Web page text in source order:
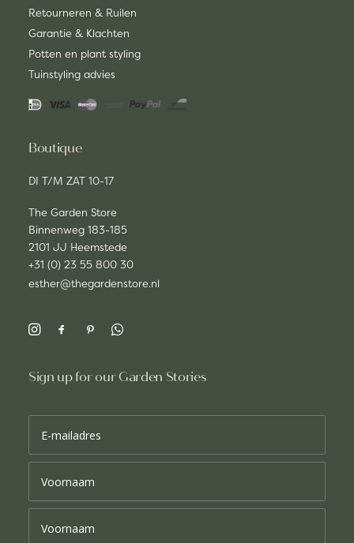
Retourneren & Ruilen
Garantie & Klachten
Potten en plant styling
Tuinstyling advies
Boutique
DI T/M ZAT 10-17
The Garden Store
Binnenweg 183-185
2101 JJ Heemstede
+31 (0) 23 55 800 30
esther@thegardenstore.nl
Sign up for our Garden Stories